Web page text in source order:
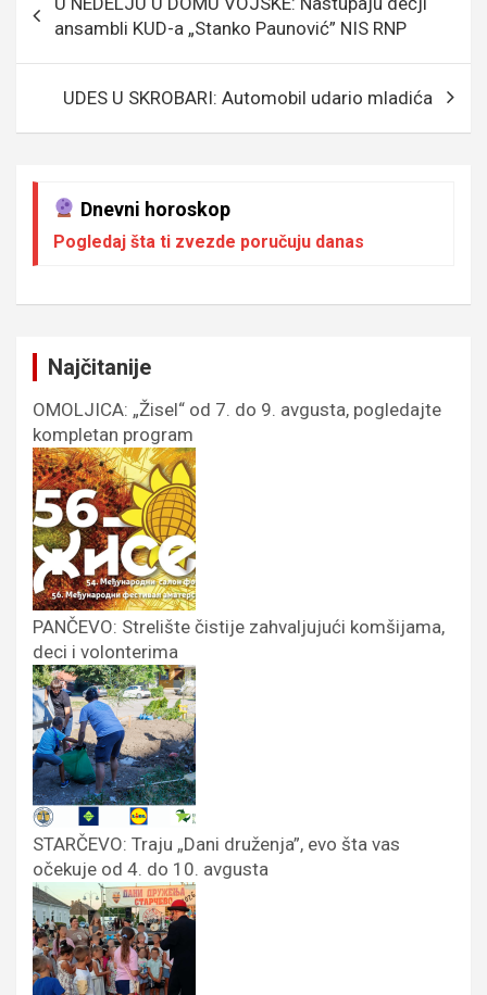
o
k
e
er
p
p
чланка
ansambli KUD-a „Stanko Paunović” NIS RNP
UDES U SKROBARI: Automobil udario mladića
Dnevni horoskop
Pogledaj šta ti zvezde poručuju danas
Najčitanije
OMOLJICA: „Žisel“ od 7. do 9. avgusta, pogledajte
kompletan program
PANČEVO: Strelište čistije zahvaljujući komšijama,
deci i volonterima
STARČEVO: Traju „Dani druženja”, evo šta vas
očekuje od 4. do 10. avgusta